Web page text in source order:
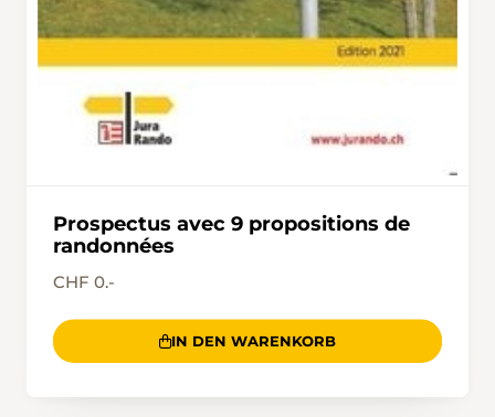
Prospectus avec 9 propositions de
randonnées
CHF 0.-
IN DEN WARENKORB